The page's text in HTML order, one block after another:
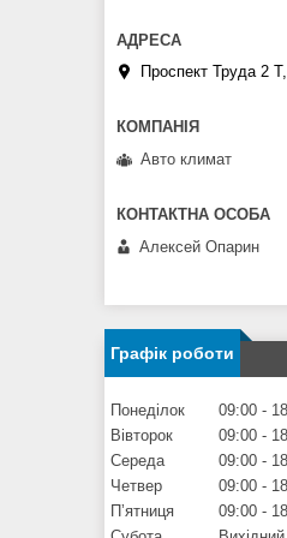
Проспект Труда 2
Авто климат
Алексей Опарин
Графік роботи
Понеділок 09:00
Вівторок
09:00
Середа
09:00
Четвер
09:00
Пʼятниця
09:00